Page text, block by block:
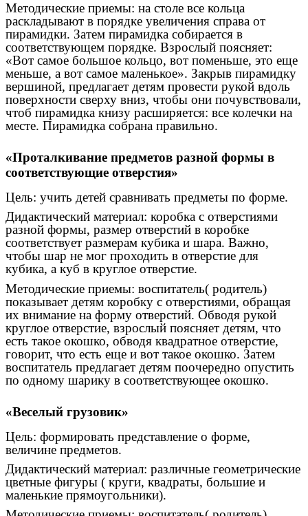
Методические приемы: на столе все кольца
раскладывают в порядке увеличения справа от
пирамидки. Затем пирамидка собирается в
соответствующем порядке. Взрослый поясняет:
«Вот самое большое кольцо, вот поменьше, это еще
меньше, а вот самое маленькое». Закрыв пирамидку
вершиной, предлагает детям провести рукой вдоль
поверхности сверху вниз, чтобы они почувствовали,
чтоб пирамидка книзу расширяется: все колечки на
месте. Пирамидка собрана правильно.
«Проталкивание предметов разной формы в
соответствующие отверстия»
Цель: учить детей сравнивать предметы по форме.
Дидактический материал: коробка с отверстиями
разной формы, размер отверстий в коробке
соответствует размерам кубика и шара. Важно,
чтобы шар не мог проходить в отверстие для
кубика, а куб в круглое отверстие.
Методические приемы: воспитатель( родитель)
показывает детям коробку с отверстиями, обращая
их внимание на форму отверстий. Обводя рукой
круглое отверстие, взрослый поясняет детям, что
есть такое окошко, обводя квадратное отверстие,
говорит, что есть еще и вот такое окошко. Затем
воспитатель предлагает детям поочередно опустить
по одному шарику в соответствующее окошко.
«Веселый грузовик»
Цель: формировать представление о форме,
величине предметов.
Дидактический материал: различные геометрические
цветные фигуры ( круги, квадраты, большие и
маленькие прямоугольники).